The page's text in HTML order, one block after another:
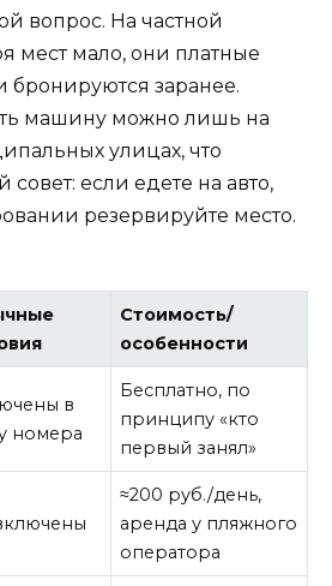
вопрос. На частной
мест мало, они платные
бронируются заранее.
машину можно лишь на
улицах, что
если едете на авто,
резервируйте место.
Стоимость/
особенности
в
номера
Бесплатно, по
принципу «кто
первый занял»
≈200 руб./день,
аренда у пляжного
оператора